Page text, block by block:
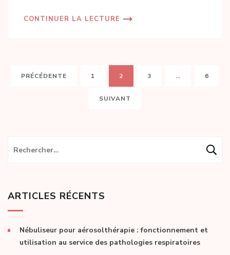
CONTINUER LA LECTURE
Pagination
PRÉCÉDENTE PAGE
1 PAGE
2 PAGE
3 … PAGE
6
SUIVANT
Rechercher :
ARTICLES RÉCENTS
Nébuliseur pour aérosolthérapie : fonctionnement et
utilisation au service des pathologies respiratoires